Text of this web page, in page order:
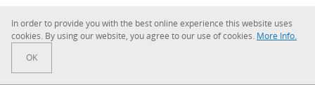
terminalen. Du kan også bruke følgende tilleggsvalg for å
se rutetabellen (
tilkoblinger (
). Les mer i vår introduksjon til netstat.
In order to provide you with the best online experience this website uses
cookies. By using our website, you agree to our use of cookies. More Info.
OK